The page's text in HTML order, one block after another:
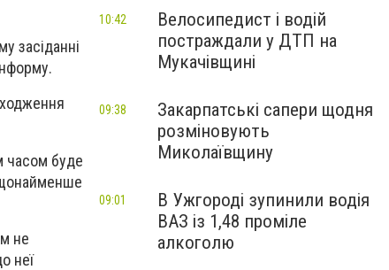
засіданні
часом буде
не
неї
Велосипедист і водій
постраждали у ДТП на
Мукачівщині
10:42
Закарпатські сапери щодня
розміновують
Миколаївщину
09:38
В Ужгороді зупинили водія
ВАЗ із 1,48 проміле
алкоголю
09:01